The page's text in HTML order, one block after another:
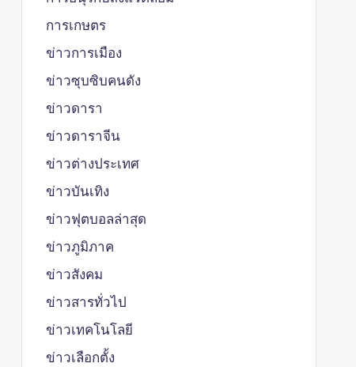
การเกษตร
ข่าวการเมือง
ข่าวซุบซิบคนดัง
ข่าวดารา
ข่าวดาราจีน
ข่าวต่างประเทศ
ข่าวบันเทิง
ข่าวฟุตบอลล่าสุด
ข่าวภูมิภาค
ข่าวสังคม
ข่าวสารทั่วไป
ข่าวเทคโนโลยี
ข่าวเลือกตั้ง